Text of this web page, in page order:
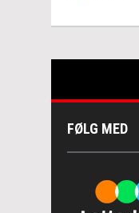
FØLG MED